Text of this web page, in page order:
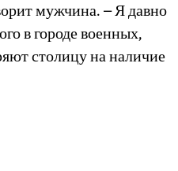
мужчина. – Я давно
в городе военных,
столицу на наличие